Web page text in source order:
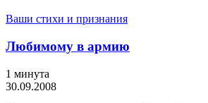
Ваши стихи и признания
Любимому в армию
1 минута
30.09.2008